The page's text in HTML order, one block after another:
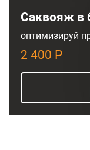
Саквояж в
оптимизируй
2 400 Р